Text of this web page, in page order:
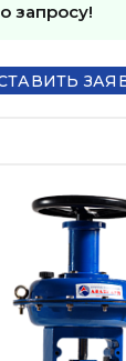
запросу!